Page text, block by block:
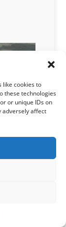
like cookies to
these technologies
or unique IDs on
adversely affect
cold-
logistics
a